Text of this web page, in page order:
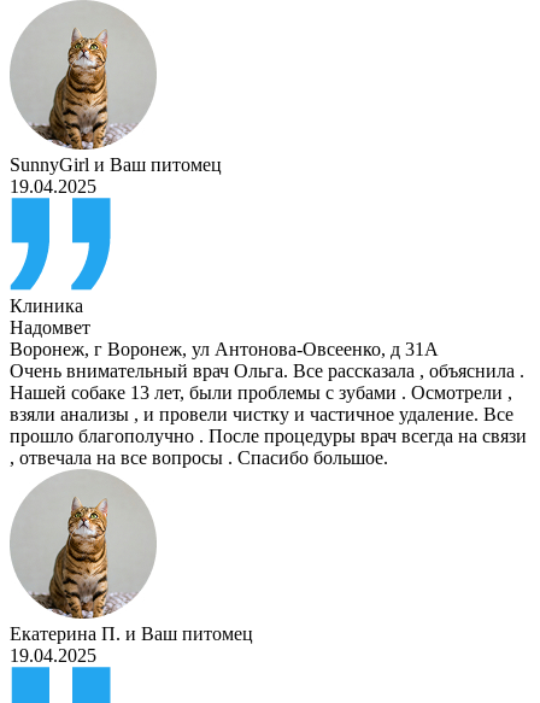
SunnyGirl и Ваш питомец
19.04.2025
Клиника
Надомвет
Воронеж, г Воронеж, ул Антонова-Овсеенко, д 31А
Очень внимательный врач Ольга. Все рассказала , объяснила .
Нашей собаке 13 лет, были проблемы с зубами . Осмотрели ,
взяли анализы , и провели чистку и частичное удаление. Все
прошло благополучно . После процедуры врач всегда на связи
, отвечала на все вопросы . Спасибо большое.
Екатерина П. и Ваш питомец
19.04.2025